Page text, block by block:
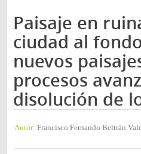
Paisaje en
ciudad al
nuevos
procesos
disolución de
Autor: Francisco Fernando Beltrán